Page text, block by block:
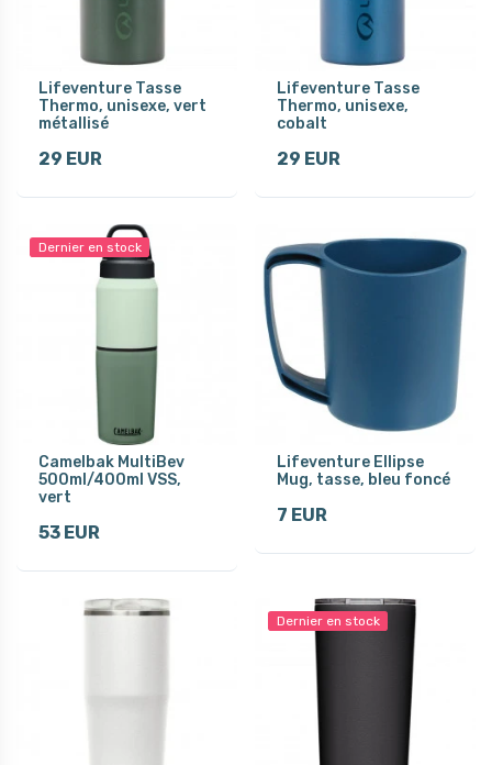
Lifeventure Tasse
Thermo, unisexe, vert
métallisé
29 EUR
Lifeventure Tasse
Thermo, unisexe,
cobalt
29 EUR
Dernier en stock
Camelbak MultiBev
500ml/400ml VSS,
vert
53 EUR
Lifeventure Ellipse
Mug, tasse, bleu foncé
7 EUR
Dernier en stock